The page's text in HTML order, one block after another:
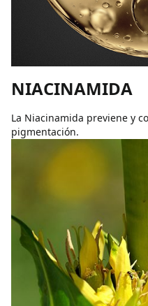
NIACINAMIDA
La Niacinamida previene y
pigmentación.